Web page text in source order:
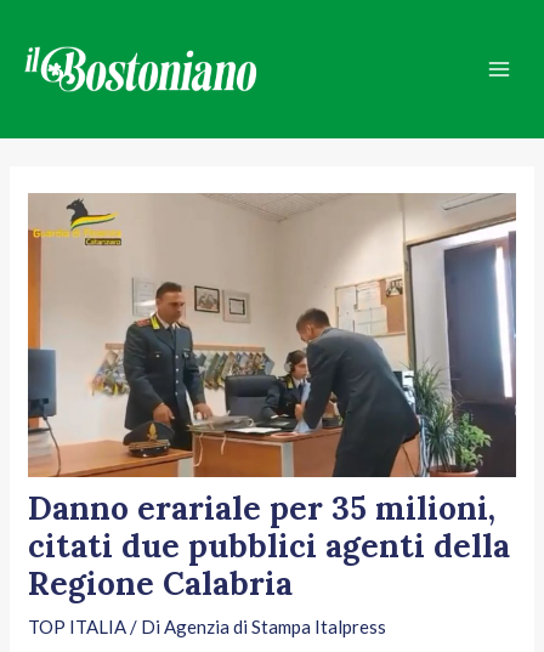
contenuto
Danno erariale per 35 milioni,
citati due pubblici agenti della
Regione Calabria
TOP ITALIA/ DiAgenzia di Stampa Italpress
articoli